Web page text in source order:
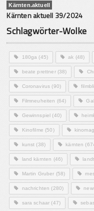
Kärnten.aktuell
Kärnten aktuell 39/2024
Schlagwörter-Wolke
180ga (45) ak (48)
beate prettner(38)
Coronavirus (90)
Filmneuheiten (64)
Gewinnspiel (40)
Kinofilme (50)
kunst (38) kärnten
land kärnten (46)
Martin Gruber (58)
nachrichten (280)
sara schaar (47)